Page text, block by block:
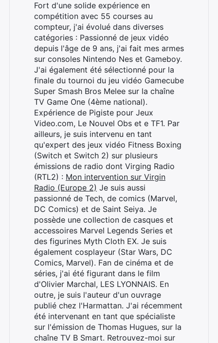
Fort d'une solide expérience en
compétition avec 55 courses au
compteur, j'ai évolué dans diverses
catégories : Passionné de jeux vidéo
depuis l'âge de 9 ans, j'ai fait mes armes
sur consoles Nintendo Nes et Gameboy.
J'ai également été sélectionné pour la
finale du tournoi du jeu vidéo Gamecube
Super Smash Bros Melee sur la chaîne
TV Game One (4ème national).
Expérience de Pigiste pour Jeux
Video.com, Le Nouvel Obs et e TF1. Par
ailleurs, je suis intervenu en tant
qu'expert des jeux vidéo Fitness Boxing
(Switch et Switch 2) sur plusieurs
émissions de radio dont Virging Radio
(RTL2) : Mon intervention sur Virgin
Radio (Europe 2) Je suis aussi
passionné de Tech, de comics (Marvel,
DC Comics) et de Saint Seiya. Je
possède une collection de casques et
accessoires Marvel Legends Series et
des figurines Myth Cloth EX. Je suis
également cosplayeur (Star Wars, DC
Comics, Marvel). Fan de cinéma et de
séries, j'ai été figurant dans le film
d'Olivier Marchal, LES LYONNAIS. En
outre, je suis l'auteur d'un ouvrage
publié chez l'Harmattan. J'ai récemment
été intervenant en tant que spécialiste
sur l'émission de Thomas Hugues, sur la
chaîne TV B Smart. Retrouvez-moi sur